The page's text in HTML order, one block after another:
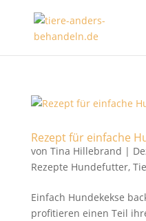
Rezept für einfache
von Tina Hillebrand |
Rezepte Hundefutter,
Einfach Hundekekse
profitieren einen Teil